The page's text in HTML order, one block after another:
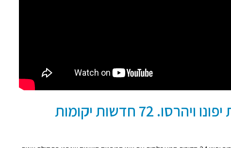
24 דירות יפונו ויהרסו. 72 חדשות יקומות